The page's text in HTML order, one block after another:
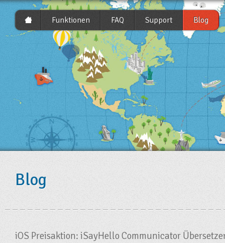
Funktionen FAQ Support Blog
Blog
iOS Preisaktion: iSayHello Communicator